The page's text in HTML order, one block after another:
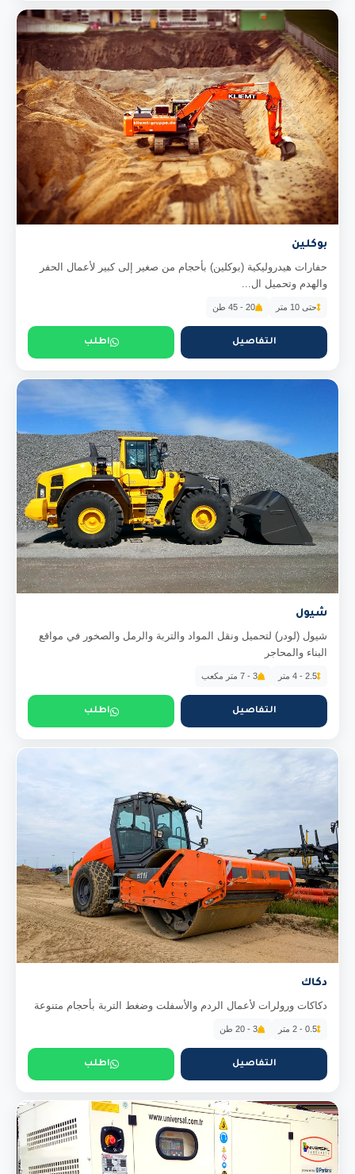
بوكلين
حفارات هيدروليكية (بوكلين) بأحجام من صغير إلى كبير لأعمال الحفر
والهدم وتحميل ال...
حتى 10 متر 20 - 45 طن
التفاصيل اطلب
شيول
شيول (لودر) لتحميل ونقل المواد والتربة والرمل والصخور في مواقع
البناء والمحاجر
2.5 - 4 متر 3 - 7 متر مكعب
التفاصيل اطلب
دكاك
دكاكات ورولرات لأعمال الردم والأسفلت وضغط التربة بأحجام متنوعة
0.5 - 2 متر 3 - 20 طن
التفاصيل اطلب